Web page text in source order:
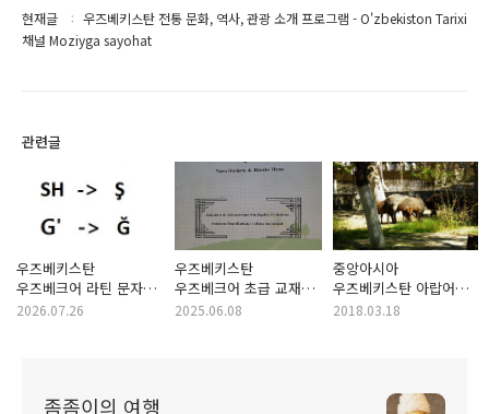
현재글
우즈베키스탄 전통 문화, 역사, 관광 소개 프로그램 - O'zbekiston Tarixi
채널 Moziyga sayohat
관련글
우즈베키스탄
우즈베크어 라틴 문자
개정안 2026년 7월 7일
2026.07.26
우즈베키스탄
우즈베크어 초급 교재
Marhamat - Uzbek
2025.06.08
중앙아시아
우즈베키스탄 아랍어
방언
2018.03.18
좀좀이의 여행